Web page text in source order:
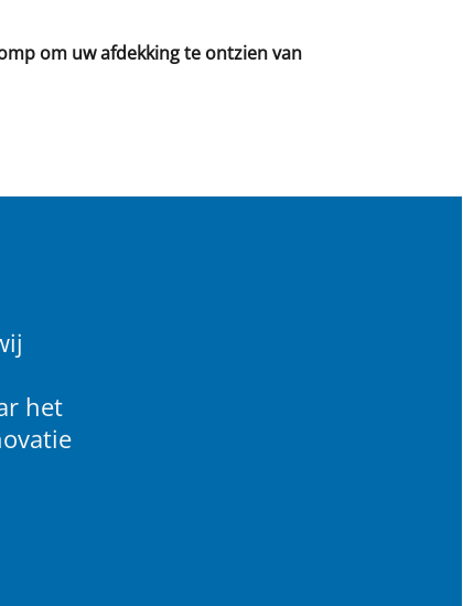
om uw afdekking te ontzien van
het